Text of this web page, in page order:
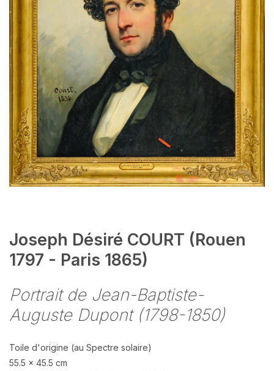
Joseph Désiré COURT (Rouen
1797 - Paris 1865)
Portrait de Jean-Baptiste-
Auguste Dupont (1798-1850)
Toile d'origine (au Spectre solaire)
55.5 x 45.5 cm